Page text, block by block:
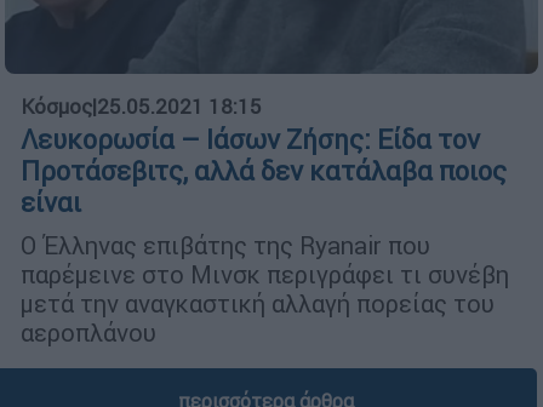
Κόσμος|25.05.2021 18:15
Λευκορωσία – Ιάσων Ζήσης: Είδα τον
Προτάσεβιτς, αλλά δεν κατάλαβα ποιος
είναι
Ο Έλληνας επιβάτης της Ryanair που
παρέμεινε στο Μινσκ περιγράφει τι συνέβη
μετά την αναγκαστική αλλαγή πορείας του
αεροπλάνου
περισσότερα άρθρα